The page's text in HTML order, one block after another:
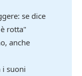
se dice
rotta"
anche
i suoni